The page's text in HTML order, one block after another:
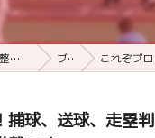
野球のグランド整備用品ならアラキスポーツ ブログ これぞプロ！捕球、送
捕球、送球、走塁